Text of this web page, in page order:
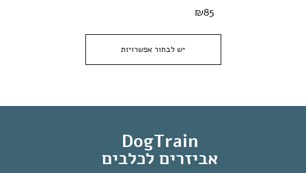
יש לבחור אפשרויות
₪85
DogTrain
אביזרים לכלבים